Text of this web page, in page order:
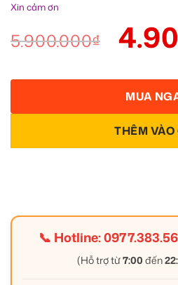
Xin cảm ơn
5.900.000₫
THÊM VÀO
MUA
📞 Hotline:
(Hỗ trợ từ7:00 đến